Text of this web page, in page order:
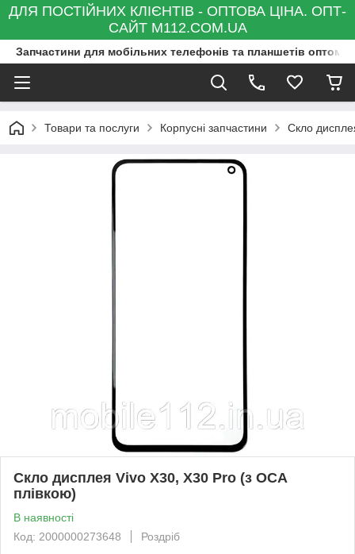
ДЛЯ ПОСТІЙНИХ КЛІЄНТІВ - ОПТОВА ЦІНА. ОПТ-
САЙТ M112.COM.UA
Запчастини для мобільних телефонів та планшетів оптом
Товари та послуги Корпусні запчастини Скло
Скло дисплея Vivo X30, X30 Pro (з OCA
плівкою)
В наявності
Код: 2000000273648
Роздріб